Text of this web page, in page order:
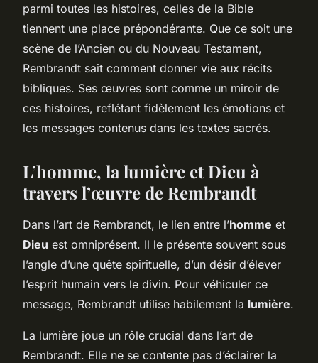
parmi toutes les histoires, celles de la Bible
tiennent une place prépondérante. Que ce soit une
scène de l’Ancien ou du Nouveau Testament,
Rembrandt sait comment donner vie aux récits
bibliques. Ses œuvres sont comme un miroir de
ces histoires, reflétant fidèlement les émotions et
les messages contenus dans les textes sacrés.
L’homme, la lumière et Dieu à
travers l’œuvre de Rembrandt
Dans l’art de Rembrandt, le lien entre l’homme et
Dieu est omniprésent. Il le présente souvent sous
l’angle d’une quête spirituelle, d’un désir d’élever
l’esprit humain vers le divin. Pour véhiculer ce
message, Rembrandt utilise habilement la lumière.
La lumière joue un rôle crucial dans l’art de
Rembrandt. Elle ne se contente pas d’éclairer la